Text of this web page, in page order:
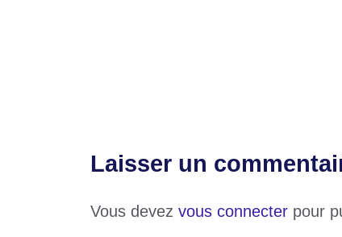
Laisser un
Vous devez vous connecter pour